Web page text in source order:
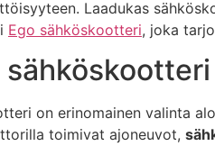
Laadukas
Ego sähköskootteri, joka
on erinomainen valinta
toimivat ajoneuvot,